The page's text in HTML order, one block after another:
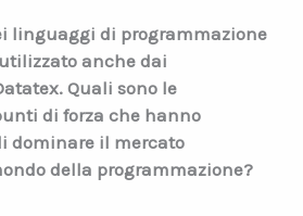
linguaggi di programmazione
anche dai
Quali sono le
di forza che hanno
dominare il mercato
della programmazione?